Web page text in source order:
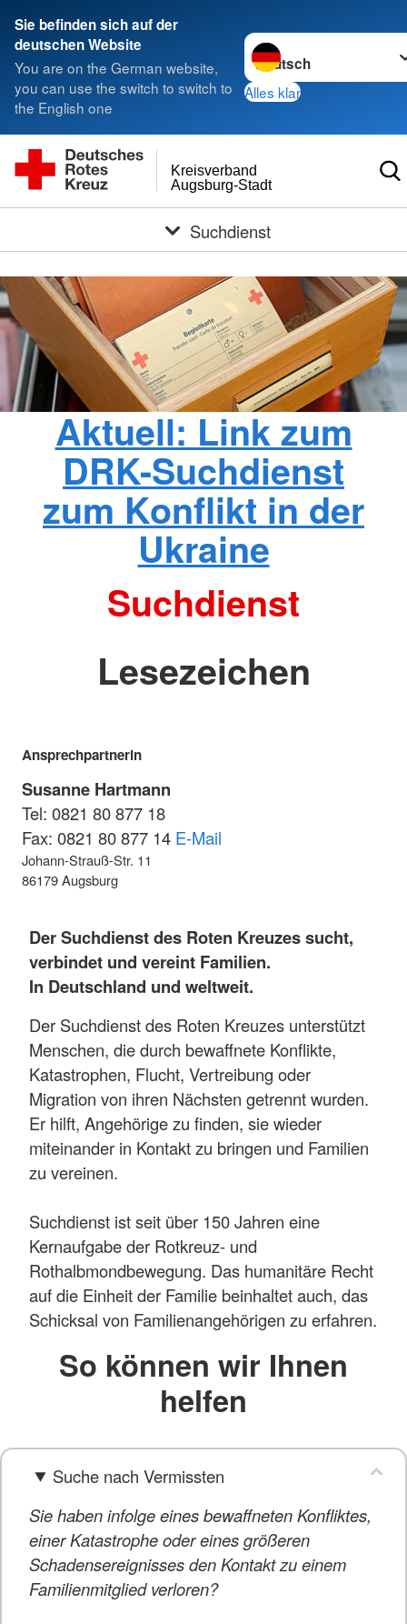
Sie befinden sich auf der
deutschen Website
You are on the German website,
you can use the switch to switch to
the English one
Sprache wechseln zu
Alles klar
Augsburg-Stadt
Kreisverband
Suchdienst
Aktuell: Link zum
DRK-Suchdienst
zum Konflikt in der
Ukraine
Suchdienst
Lesezeichen
Ansprechpartnerin
Susanne Hartmann
Tel: 0821 80 877 18
Fax: 0821 80 877 14 E-Mail
Johann-Strauß-Str. 11
86179 Augsburg
Der Suchdienst des Roten Kreuzes sucht,
verbindet und vereint Familien.
In Deutschland und weltweit.
Der Suchdienst des Roten Kreuzes unterstützt
Menschen, die durch bewaffnete Konflikte,
Katastrophen, Flucht, Vertreibung oder
Migration von ihren Nächsten getrennt wurden.
Er hilft, Angehörige zu finden, sie wieder
miteinander in Kontakt zu bringen und Familien
zu vereinen.
Suchdienst ist seit über 150 Jahren eine
Kernaufgabe der Rotkreuz- und
Rothalbmondbewegung. Das humanitäre Recht
auf die Einheit der Familie beinhaltet auch, das
Schicksal von Familienangehörigen zu erfahren.
So können wir Ihnen
helfen
Suche nach Vermissten
Sie haben infolge eines bewaffneten Konfliktes,
einer Katastrophe oder eines größeren
Schadensereignisses den Kontakt zu einem
Familienmitglied verloren?